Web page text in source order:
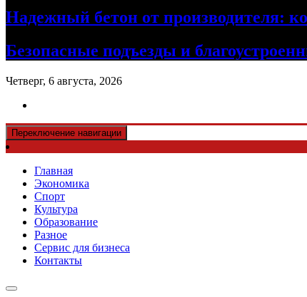
Надежный бетон от производителя:
Безопасные подъезды и
Четверг, 6 августа, 2026
Переключение навигации
Главная
Экономика
Спорт
Культура
Образование
Разное
Сервис для бизнеса
Контакты